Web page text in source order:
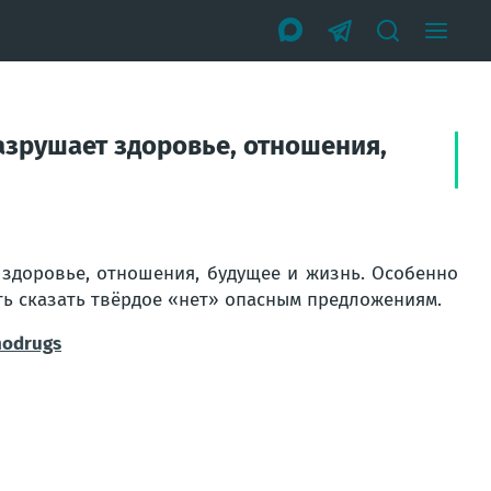
здоровье, отношения,
отношения, будущее и жизнь. Особенно
твёрдое «нет» опасным предложениям.